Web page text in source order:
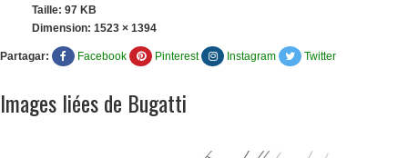
Taille: 97 KB
Dimension: 1523 × 1394
Partagar: Facebook Pinterest Instagram Twitter
Images liées de Bugatti